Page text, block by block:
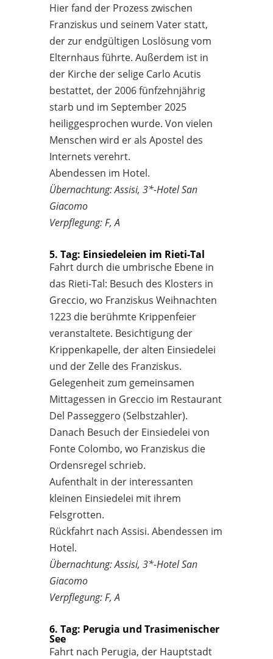
Hier fand der Prozess zwischen
Franziskus und seinem Vater statt,
der zur endgültigen Loslösung vom
Elternhaus führte. Außerdem ist in
der Kirche der selige Carlo Acutis
bestattet, der 2006 fünfzehnjährig
starb und im September 2025
heiliggesprochen wurde. Von vielen
Menschen wird er als Apostel des
Internets verehrt.
Abendessen im Hotel.
Übernachtung: Assisi, 3*-Hotel San
Giacomo
Verpflegung: F, A
5. Tag: Einsiedeleien im Rieti-Tal
Fahrt durch die umbrische Ebene in
das Rieti-Tal: Besuch des Klosters in
Greccio, wo Franziskus Weihnachten
1223 die berühmte Krippenfeier
veranstaltete. Besichtigung der
Krippenkapelle, der alten Einsiedelei
und der Zelle des Franziskus.
Gelegenheit zum gemeinsamen
Mittagessen in Greccio im Restaurant
Del Passeggero (Selbstzahler).
Danach Besuch der Einsiedelei von
Fonte Colombo, wo Franziskus die
Ordensregel schrieb.
Aufenthalt in der interessanten
kleinen Einsiedelei mit ihrem
Felsgrotten.
Rückfahrt nach Assisi. Abendessen im
Hotel.
Übernachtung: Assisi, 3*-Hotel San
Giacomo
Verpflegung: F, A
6. Tag: Perugia und Trasimenischer
See
Fahrt nach Perugia, der Hauptstadt